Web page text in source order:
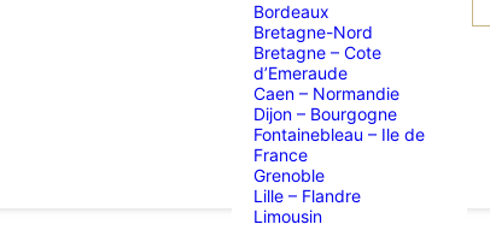
Bordeaux
Bretagne-Nord
Bretagne – Cote
d’Emeraude
Caen – Normandie
Dijon – Bourgogne
Fontainebleau – Ile de
France
Grenoble
Lille – Flandre
Limousin